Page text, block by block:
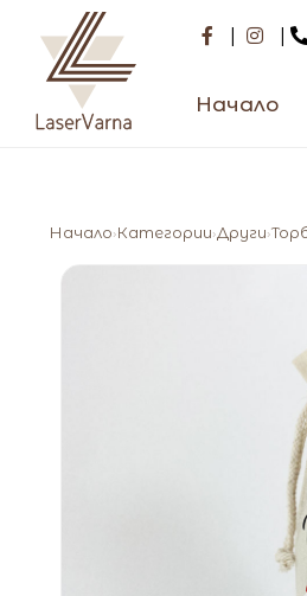
Начало
Начало›Категории›Други›